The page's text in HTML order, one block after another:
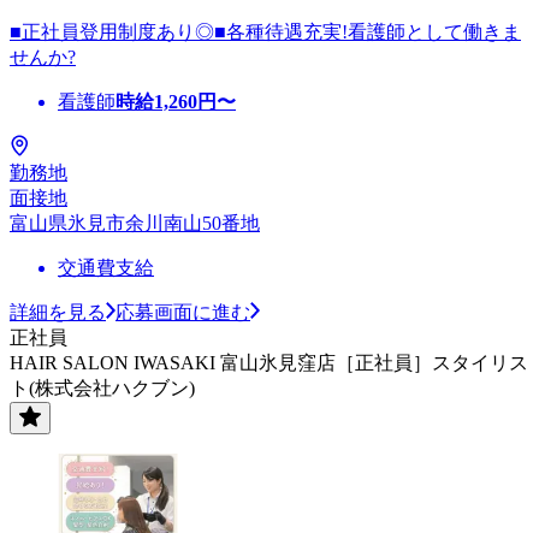
■正社員登用制度あり◎■各種待遇充実!看護師として働きま
せんか?
看護師時給1,260円〜
勤務地
面接地
富山県氷見市余川南山50番地
交通費支給
詳細を見る
応募画面に進む
正社員
HAIR SALON IWASAKI 富山氷見窪店［正社員］スタイリス
ト(株式会社ハクブン)